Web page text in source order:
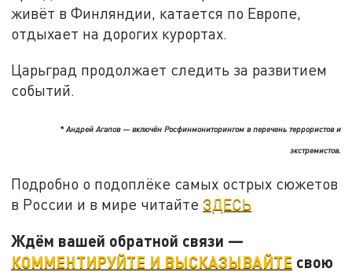
живёт в Финляндии, катается по Европе,
отдыхает на дорогих курортах.
Царьград продолжает следить за развитием
событий.
* Андрей Агапов — включён Росфинмониторингом в перечень террористов и
экстремистов.
Подробно о подоплёке самых острых сюжетов
в России и в мире читайте ЗДЕСЬ
Ждём вашей обратной связи —
КОММЕНТИРУЙТЕ И ВЫСКАЗЫВАЙТЕ свою